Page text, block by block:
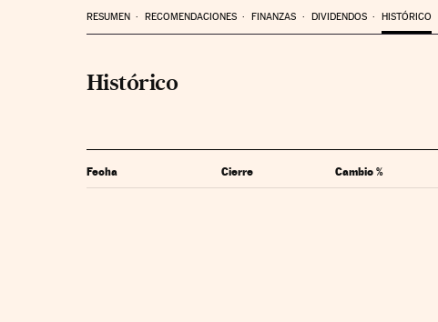
RESUMEN RECOMENDACIONES FINANZAS DIVIDENDOS HISTÓRICO
Histórico
Fecha Cierre Cambio %